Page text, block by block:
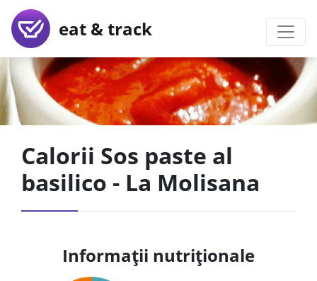
eat & track
Calorii Sos paste al
basilico - La Molisana
Informații nutriționale